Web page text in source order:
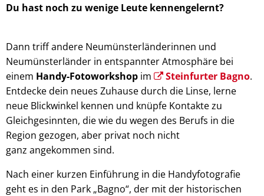
Du hast noch zu wenige Leute kennengelernt?
Dann triff andere Neumünsterländerinnen und
Neumünsterländer in entspannter Atmosphäre bei
einem Handy-Fotoworkshop im Steinfurter Bagno.
Entdecke dein neues Zuhause durch die Linse, lerne
neue Blickwinkel kennen und knüpfe Kontakte zu
Gleichgesinnten, die wie du wegen des Berufs in die
Region gezogen, aber privat noch nicht
ganz angekommen sind.
Nach einer kurzen Einführung in die Handyfotografie
geht es in den Park „Bagno“, der mit der historischen